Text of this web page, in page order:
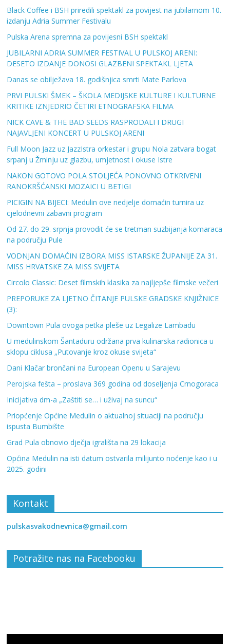
Black Coffee i BSH priredili spektakl za povijest na jubilarnom 10.
izdanju Adria Summer Festivalu
Pulska Arena spremna za povijesni BSH spektakl
JUBILARNI ADRIA SUMMER FESTIVAL U PULSKOJ ARENI:
DESETO IZDANJE DONOSI GLAZBENI SPEKTAKL LJETA
Danas se obilježava 18. godišnjica smrti Mate Parlova
PRVI PULSKI ŠMEK – ŠKOLA MEDIJSKE KULTURE I KULTURNE
KRITIKE IZNJEDRIO ČETIRI ETNOGRAFSKA FILMA
NICK CAVE & THE BAD SEEDS RASPRODALI I DRUGI
NAJAVLJENI KONCERT U PULSKOJ ARENI
Full Moon Jazz uz JazzIstra orkestar i grupu Nola zatvara bogat
srpanj u Žminju uz glazbu, umjetnost i okuse Istre
NAKON GOTOVO POLA STOLJEĆA PONOVNO OTKRIVENI
RANOKRŠĆANSKI MOZAICI U BETIGI
PICIGIN NA BIJECI: Medulin ove nedjelje domaćin turnira uz
cjelodnevni zabavni program
Od 27. do 29. srpnja provodit će se tretman suzbijanja komaraca
na području Pule
VODNJAN DOMAĆIN IZBORA MISS ISTARSKE ŽUPANIJE ZA 31.
MISS HRVATSKE ZA MISS SVIJETA
Circolo Classic: Deset filmskih klasika za najljepše filmske večeri
PREPORUKE ZA LJETNO ČITANJE PULSKE GRADSKE KNJIŽNICE
(3):
Downtown Pula ovoga petka pleše uz Legalize Lambadu
U medulinskom Šantaduru održana prva kulinarska radionica u
sklopu ciklusa „Putovanje kroz okuse svijeta“
Dani Klačar brončani na European Openu u Sarajevu
Perojska fešta – proslava 369 godina od doseljenja Crnogoraca
Inicijativa dm-a „Zaštiti se… i uživaj na suncu“
Priopćenje Općine Medulin o aktualnoj situaciji na području
ispusta Bumbište
Grad Pula obnovio dječja igrališta na 29 lokacija
Općina Medulin na isti datum ostvarila milijunto noćenje kao i u
2025. godini
Kontakt
pulskasvakodnevnica@gmail.com
Potražite nas na Facebooku